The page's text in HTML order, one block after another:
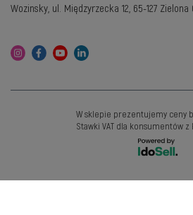
Wozinsky, ul. Międzyrzecka 12, 65-127 Zielona
W sklepie prezentujemy ceny
Stawki VAT dla konsumentów z